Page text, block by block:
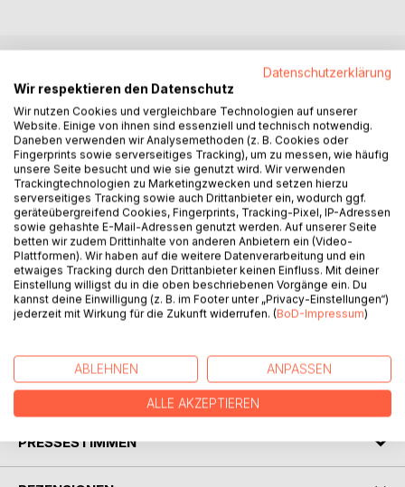
BESCHREIBUNG
Wie schon die ersten beiden Bände, Sri Lanka -
Reiseführer des Herzens, stellt auch das vorliegende Buch
keinen Reiseführer im eigentlichen Sinne dar, noch will es
mit diesen konkurrieren. Die Reiseführer des Herzens
enthalten vielmehr persönliche Erinnerungen und
Geschichten, von Einheimischen erzählt oder recherchiert,
die eng mit den besuchten Orten verbunden sind.
Hintergrundberichte liefern zu verschiedenen
Schwerpunktthemen nähere Erläuterungen und Fakten. So
wird der LeserIn anhand vieler kleinerer und größerer
Erzählungen mit auf eine Reise zu verschiedenen Stationen
AUTOR/IN
PRESSESTIMMEN
Datenschutzerklärung
Wir respektieren den Datenschutz
Wir nutzen Cookies und vergleichbare Technologien auf unserer
Website. Einige von ihnen sind essenziell und technisch notwendig.
Daneben verwenden wir Analysemethoden (z. B. Cookies oder
Fingerprints sowie serverseitiges Tracking), um zu messen, wie häufig
unsere Seite besucht und wie sie genutzt wird. Wir verwenden
Trackingtechnologien zu Marketingzwecken und setzen hierzu
serverseitiges Tracking sowie auch Drittanbieter ein, wodurch ggf.
geräteübergreifend Cookies, Fingerprints, Tracking-Pixel, IP-Adressen
sowie gehashte E-Mail-Adressen genutzt werden. Auf unserer Seite
betten wir zudem Drittinhalte von anderen Anbietern ein (Video-
Plattformen). Wir haben auf die weitere Datenverarbeitung und ein
etwaiges Tracking durch den Drittanbieter keinen Einfluss. Mit deiner
Einstellung willigst du in die oben beschriebenen Vorgänge ein. Du
kannst deine Einwilligung (z. B. im Footer unter „Privacy-Einstellungen“)
jederzeit mit Wirkung für die Zukunft widerrufen. (BoD-Impressum)
ABLEHNEN ANPASSEN
ALLE AKZEPTIEREN